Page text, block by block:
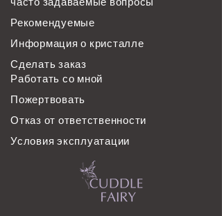
часто задаваемые вопросы
Рекомендуемые
Информация о кристалле
Сделать заказ
Работать со мной
Пожертвовать
Отказ от ответственности
Условия эксплуатации